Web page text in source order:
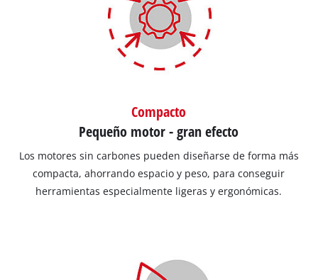
Compacto
Pequeño motor - gran efecto
Los motores sin carbones pueden diseñarse de forma más
compacta, ahorrando espacio y peso, para conseguir
herramientas especialmente ligeras y ergonómicas.